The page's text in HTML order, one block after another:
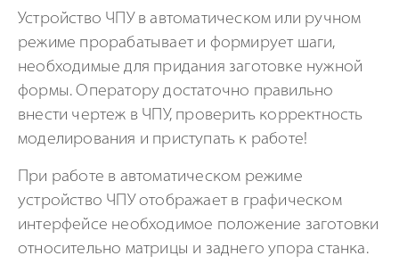
Устройство ЧПУ в автоматическом или ручном
режиме прорабатывает и формирует шаги,
необходимые для придания заготовке нужной
формы. Оператору достаточно правильно
внести чертеж в ЧПУ, проверить корректность
моделирования и приступать к работе!
При работе в автоматическом режиме
устройство ЧПУ отображает в графическом
интерфейсе необходимое положение заготовки
относительно матрицы и заднего упора станка.